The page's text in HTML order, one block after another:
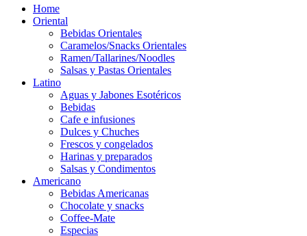
Home
Oriental
Bebidas Orientales
Caramelos/Snacks Orientales
Ramen/Tallarines/Noodles
Salsas y Pastas Orientales
Latino
Aguas y Jabones Esotéricos
Bebidas
Cafe e infusiones
Dulces y Chuches
Frescos y congelados
Harinas y preparados
Salsas y Condimentos
Americano
Bebidas Americanas
Chocolate y snacks
Coffee-Mate
Especias